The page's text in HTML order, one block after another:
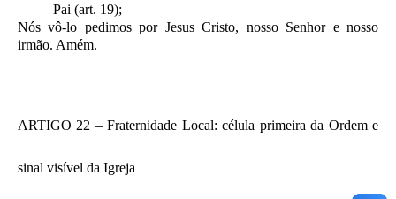
Pai (art. 19);
Nós vô-lo pedimos por Jesus Cristo, nosso Senhor e nosso
irmão. Amém.
ARTIGO 22 – Fraternidade Local: célula primeira da Ordem e
sinal visível da Igreja